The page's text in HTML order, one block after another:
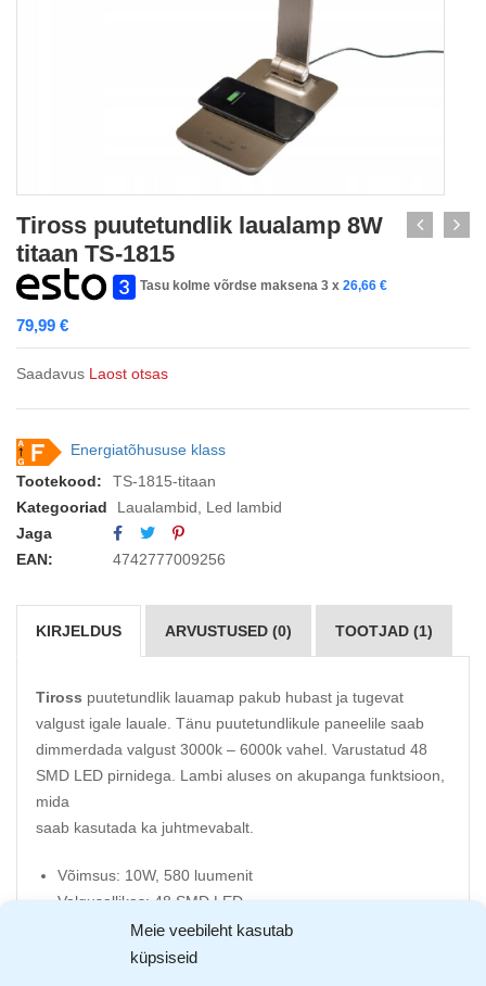
Meie veebileht kasutab
küpsiseid
Tiross puutetundlik laualamp 8W
titaan TS-1815
Tasu kolme võrdse maksena 3 x 26,66 €
79,99 €
Saadavus Laost otsas
Energiatõhususe klass
Tootekood:
TS-1815-titaan
Kategooriad
Laualambid
Led lambid
Jaga
EAN:
4742777009256
KIRJELDUS ARVUSTUSED (0) TOOTJAD (1)
Tiross puutetundlik lauamap pakub hubast ja tugevat
valgust igale lauale. Tänu puutetundlikule paneelile saab
dimmerdada valgust 3000k – 6000k vahel. Varustatud 48
SMD LED pirnidega. Lambi aluses on akupanga funktsioon,
mida
saab kasutada ka juhtmevabalt.
Võimsus: 10W, 580 luumenit
Valgusallikas: 48 SMD LED
Kolm erinevat valgustemperatuuri: 3000K, 4000K ja